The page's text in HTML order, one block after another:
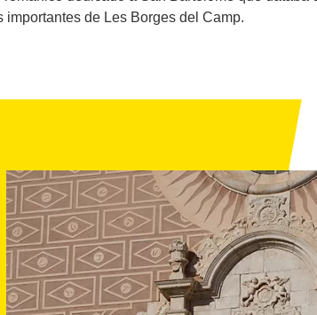
de Les Borges del Camp.